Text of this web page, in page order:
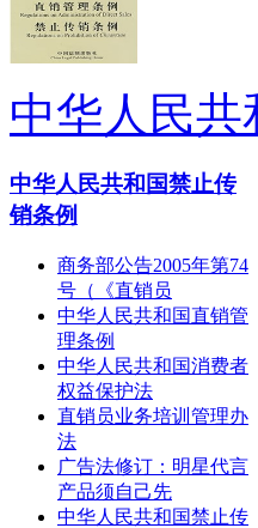
中华人民
中华人民共和国禁止传
销条例
商务部公告2005年第74
号（《直销员
中华人民共和国直销管
理条例
中华人民共和国消费者
权益保护法
直销员业务培训管理办
法
广告法修订：明星代言
产品须自己先
中华人民共和国禁止传